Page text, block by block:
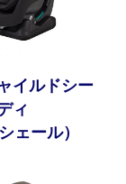
イルドシー
ィ
ェール）